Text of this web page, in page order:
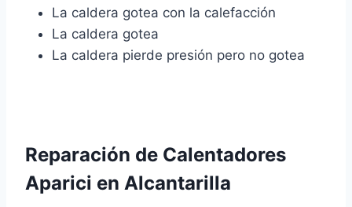
La caldera gotea con la calefacción
La caldera gotea
La caldera pierde presión pero no gotea
Reparación de Calentadores
Aparici en Alcantarilla